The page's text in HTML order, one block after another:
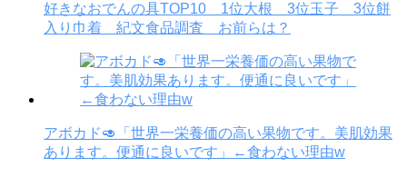
好きなおでんの具TOP10 1位大根 3位玉子 3位餅
入り巾着 紀文食品調査 お前らは？
アボカド🥑「世界一栄養価の高い果物です。美肌効果
あります。便通に良いです」←食わない理由w